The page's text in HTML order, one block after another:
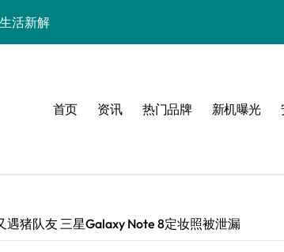
活新解
选，智慧生活
，生活新主张
能巅峰
高效生活
生活新起点
首页 资讯 热门品牌 新机曝光
遇猪队友 三星Galaxy Note 8定妆照被泄漏